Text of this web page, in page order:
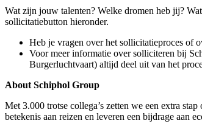
Wat zijn jouw talenten? Welke dromen heb jij?
sollicitatiebutton hieronder.
Heb je vragen over het sollicitatieproces of
Voor meer informatie over solliciteren bij
Burgerluchtvaart) altijd deel uit van het
About Schiphol Group
Met 3.000 trotse collega’s zetten we een extra
betekenis aan reizen en leveren een bijdrage aan